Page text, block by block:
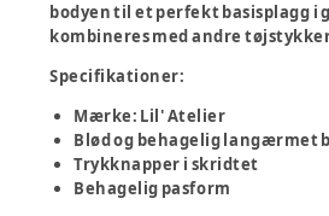
bodyen til et perfekt basisplagg i
kombineres med andre
Specifikationer:
Mærke: Lil' Atelier
Blød og behagelig langærmet
Trykknapper i skridtet
Behagelig pasform